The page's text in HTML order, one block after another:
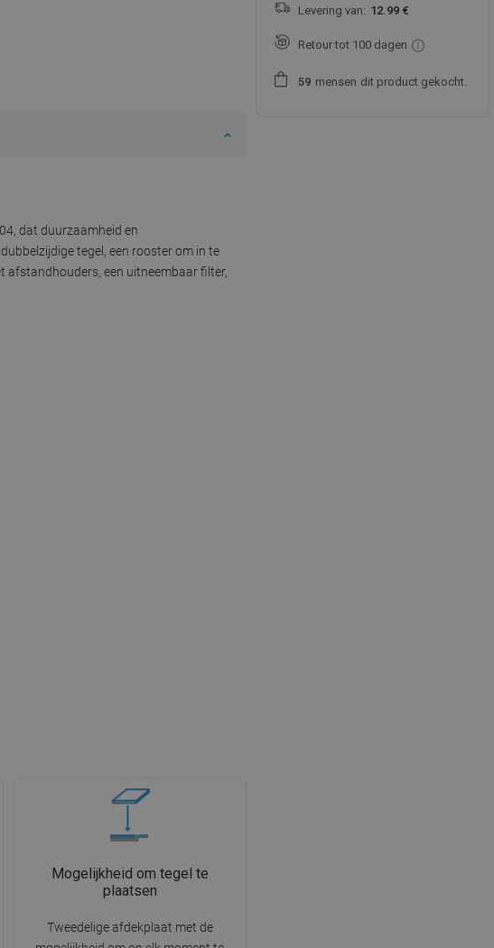
dat duurzaamheid en
tegel, een rooster om in te
afstandhouders, een uitneembaar filter,
Mogelijkheid om tegel te
plaatsen
Tweedelige afdekplaat met de
Levering van: 12.99 €
Retour tot 100 dagen
59 mensen dit product gekocht.